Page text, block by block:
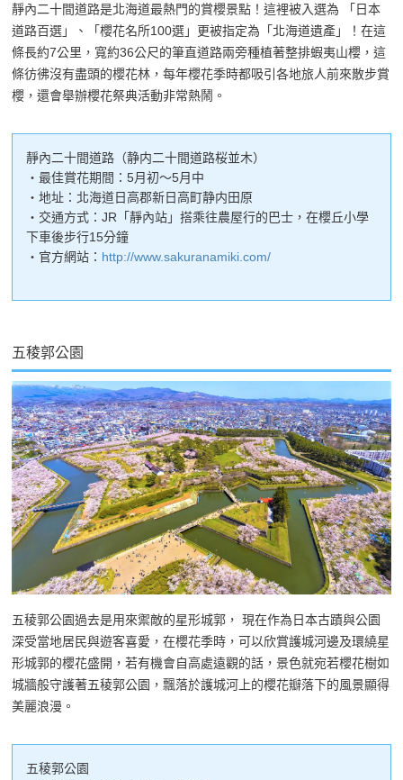
靜內二十間道路是北海道最熱門的賞櫻景點！這裡被入選為 「日本
道路百選」、「櫻花名所100選」更被指定為「北海道遺產」！在這
條長約7公里，寬約36公尺的筆直道路兩旁種植著整排蝦夷山櫻，這
條彷彿沒有盡頭的櫻花林，每年櫻花季時都吸引各地旅人前來散步賞
櫻，還會舉辦櫻花祭典活動非常熱鬧。
靜內二十間道路（静内二十間道路桜並木）
・最佳賞花期間：5月初～5月中
・地址：北海道日高郡新日高町静内田原
・交通方式：JR「靜內站」搭乘往農屋行的巴士，在櫻丘小學
下車後步行15分鐘
・官方網站： http://www.sakuranamiki.com/
五稜郭公園
五稜郭公園過去是用來禦敵的星形城郭， 現在作為日本古蹟與公園
深受當地居民與遊客喜愛，在櫻花季時，可以欣賞護城河邊及環繞星
形城郭的櫻花盛開，若有機會自高處遠觀的話，景色就宛若櫻花樹如
城牆般守護著五稜郭公園，飄落於護城河上的櫻花瓣落下的風景顯得
美麗浪漫。
五稜郭公園